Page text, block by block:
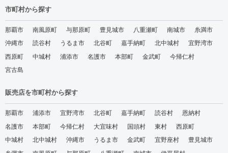
市町村から探す
那覇市 南風原町 与那原町 豊見城市 八重瀬町 南城市
糸満市
沖縄市
読谷村 うるま市 北谷町 嘉手納町 北中城村
宜野湾市
西原町
中城村 浦添市 名護市 本部町 金武町
今帰仁村
宮古島
販売店を市町村から探す
那覇市 浦添市 宜野湾市 北谷町 嘉手納町 読谷村
恩納村
名護市
本部町 今帰仁村 大宜味村 国頭村 東村
西原町
中城村
北中城村 沖縄市 うるま市 金武町 宜野座村
豊見城市